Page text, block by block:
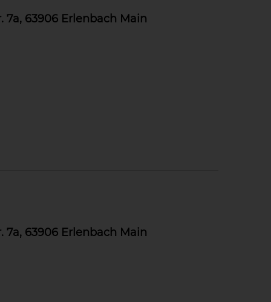
7a, 63906 Erlenbach Main
7a, 63906 Erlenbach Main